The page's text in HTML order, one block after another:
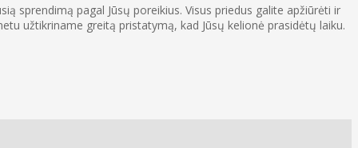
sprendimą pagal Jūsų poreikius. Visus priedus galite apžiūrėti ir
užtikriname greitą pristatymą, kad Jūsų kelionė prasidėtų laiku.